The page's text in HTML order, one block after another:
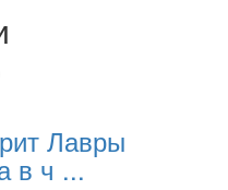
Лавры
в ч ...